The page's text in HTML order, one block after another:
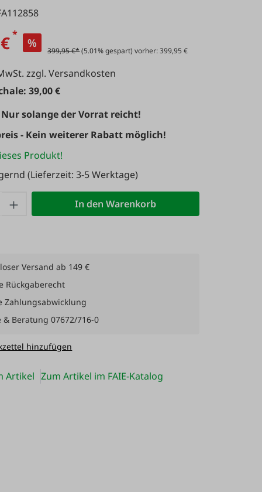
*
%
399,95 €*(5.01% gespart) vorher: 399,95 €
zzgl. Versandkosten
39,00 €
solange der Vorrat reicht!
- Kein weiterer Rabatt möglich!
Produkt!
(Lieferzeit: 3-5 Werktage)
Anzahl: Gib den gewünschten Wert
In den Warenkorb
Versand ab 149 €
Rückgaberecht
Zahlungsabwicklung
& Beratung 07672/716-0
hinzufügen
Artikel Zum Artikel im FAIE-Katalog